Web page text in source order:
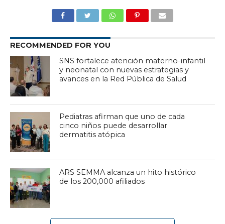
RECOMMENDED FOR YOU
SNS fortalece atención materno-infantil
y neonatal con nuevas estrategias y
avances en la Red Pública de Salud
Pediatras afirman que uno de cada
cinco niños puede desarrollar
dermatitis atópica
ARS SEMMA alcanza un hito histórico
de los 200,000 afiliados